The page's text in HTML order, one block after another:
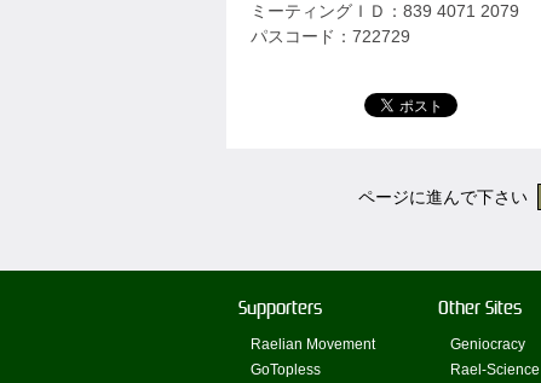
ミーティングＩＤ：839 4071 2079
パスコード：722729
ページに進んで下さい
Supporters
Raelian Movement
GoTopless
Other Sites
Geniocracy
Rael-Science